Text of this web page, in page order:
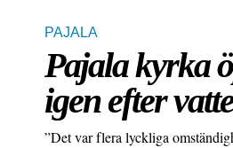
PAJALA
Pajala kyrka
igen efter
”Det var flera lyckliga